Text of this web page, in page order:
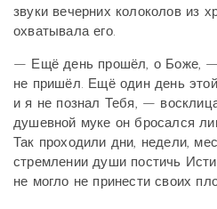
звуки вечерних колоколов из
охватывала его.
— Ещё день прошёл, о Боже,
не пришёл. Ещё один день
и я не познал Тебя, —
душевной муке он бросался
Так проходили дни, недели,
стремлении души постичь
не могло не принести своих